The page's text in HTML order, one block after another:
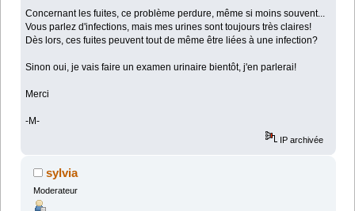
Concernant les fuites, ce problème perdure, même si moins souvent...
Vous parlez d'infections, mais mes urines sont toujours très claires!
Dès lors, ces fuites peuvent tout de même être liées à une infection?
Sinon oui, je vais faire un examen urinaire bientôt, j'en parlerai!
Merci
-M-
IP archivée
sylvia
Moderateur